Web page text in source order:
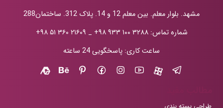
مشهد. بلوار معلم. بین معلم 12 و 14. پلاک 312. ساختمان288
شماره تماس:+۹۸ ۹۳۳ ۱۰۰ ۳۲۸۸ _ +۹۸ ۵۱ ۳۶۰ ۲۱۶۰۹
ساعت کاری: پاسخگویی 24 ساعته